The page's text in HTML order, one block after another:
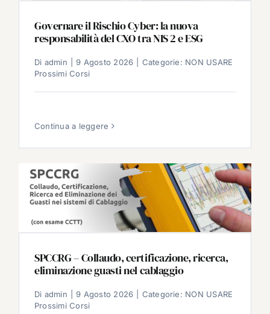
Governare il Rischio Cyber: la nuova
responsabilità del CXO tra NIS 2 e ESG
Di admin 9 Agosto 2026 Categorie: NON USARE
Prossimi Corsi
Continua a leggere
SPCCRG – Collaudo, certificazione, ricerca,
eliminazione guasti nel cablaggio
Di admin 9 Agosto 2026 Categorie: NON USARE
Prossimi Corsi